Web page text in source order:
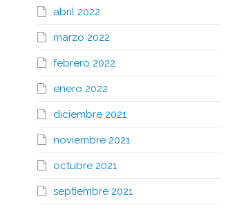
abril 2022
marzo 2022
febrero 2022
enero 2022
diciembre 2021
noviembre 2021
octubre 2021
septiembre 2021